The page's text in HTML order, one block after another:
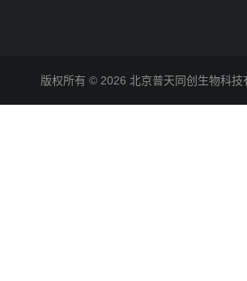
版权所有 © 2026 北京普天同创生物